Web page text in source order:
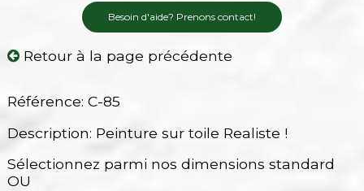
Besoin d'aide? Prenons contact!
Retour à la page précédente
Référence: C-85
Description: Peinture sur toile Realiste !
Sélectionnez parmi nos dimensions standard
OU